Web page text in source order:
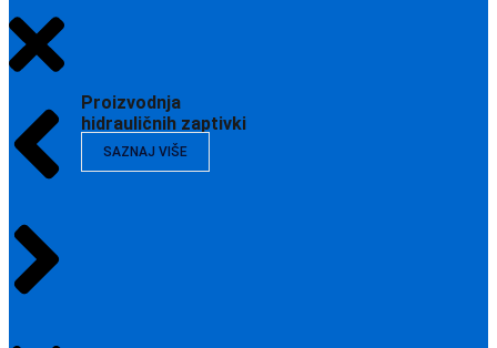
Proizvodnja
hidrauličnih zaptivki
SAZNAJ VIŠE